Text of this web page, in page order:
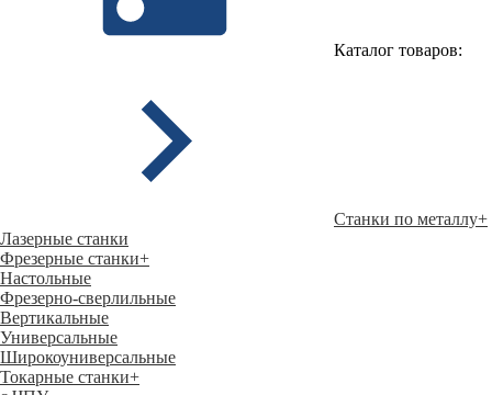
Каталог товаров:
Станки по металлу+
Лазерные станки
Фрезерные станки+
Настольные
Фрезерно-сверлильные
Вертикальные
Универсальные
Широкоуниверсальные
Токарные станки+